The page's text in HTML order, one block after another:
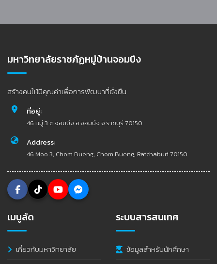
มหาวิทยาลัยราชภัฏหมู่บ้านจอมบึง
สร้างคนให้มีคุณค่าเพื่อการพัฒนาที่ยั่งยืน
ที่อยู่:
46 หมู่ 3 ต.จอมบึง อ.จอมบึง จ.ราชบุรี 70150
Address:
46 Moo 3, Chom Bueng, Chom Bueng, Ratchaburi 70150
เมนูลัด
เกี่ยวกับมหาวิทยาลัย
ระบบสารสนเทศ
ข้อมูลสำหรับนักศึกษา